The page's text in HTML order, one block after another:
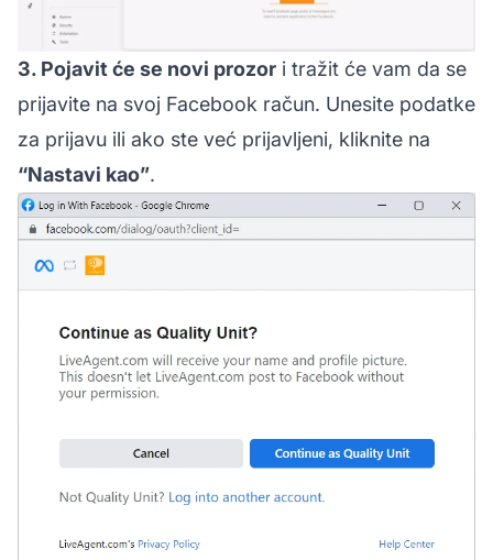
3. Pojavit će se novi prozor i tražit će vam da se
prijavite na svoj Facebook račun. Unesite podatke
za prijavu ili ako ste već prijavljeni, kliknite na
“Nastavi kao”.